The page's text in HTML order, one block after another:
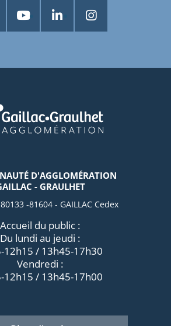
D'AGGLOMÉRATION
- GRAULHET
-81604 - GAILLAC Cedex
Accueil du public :
Du lundi au jeudi :
12h15 / 13h45-17h30
Vendredi :
12h15 / 13h45-17h00